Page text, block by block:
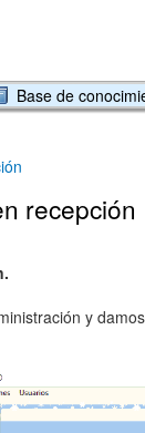
Base de
recepción
y